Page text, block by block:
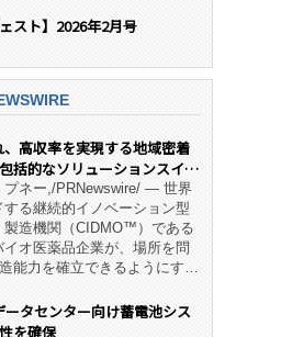
スト】2026年2月号
高収率を実現する地域密着
括的なソリューションスイー
プネー,/PRNewswire/ — 世界
する継続的イノベーション型
製造機関（CIDMO™）である
オ医薬品企業が、場所を問
能力を確立できるようにす
発表しました。 同社の実績
continuous
タセンター向け蓄電池シス
を確保